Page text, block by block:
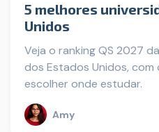
5 melhores
Unidos
Veja o ranking QS 2027
dos Estados Unidos,
escolher onde estudar.
Amy